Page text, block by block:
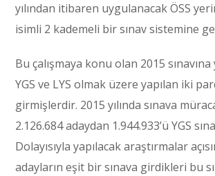
yılından itibaren uygulanacak ÖSS
isimli 2 kademeli bir sınav sistemine
Bu çalışmaya konu olan 2015
YGS ve LYS olmak üzere yapılan iki
girmişlerdir. 2015 yılında sınava
2.126.684 adaydan 1.944.933’ü YGS
Dolayısıyla yapılacak araştırmalar
adayların eşit bir sınava girdikleri bu